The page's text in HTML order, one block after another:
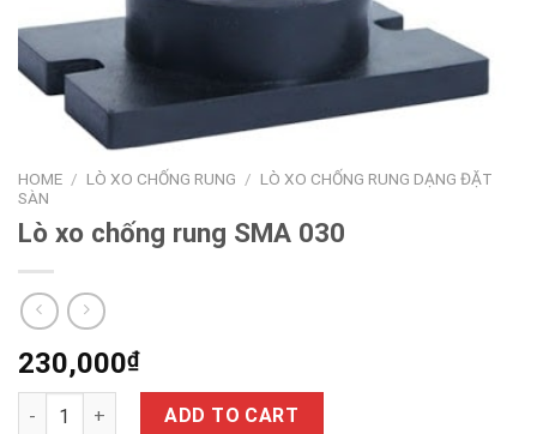
HOME / LÒ XO CHỐNG RUNG / LÒ XO CHỐNG RUNG DẠNG ĐẶT
SÀN
Lò xo chống rung SMA 030
230,000₫
Lò xo chống rung SMA 030 quantity
ADD TO CART